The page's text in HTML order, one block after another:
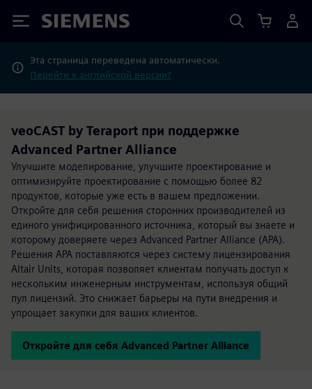
Siemens
Эта страница переведена автоматически.
Перейти к английской версии?
veoCAST by Teraport при поддержке
Advanced Partner Alliance
Улучшите моделирование, улучшите проектирование и
оптимизируйте проектирование с помощью более 82
продуктов, которые уже есть в вашем предложении.
Откройте для себя решения сторонних производителей из
единого унифицированного источника, который вы знаете и
которому доверяете через Advanced Partner Alliance (APA).
Решения APA поставляются через систему лицензирования
Altair Units, которая позволяет клиентам получать доступ к
нескольким инженерным инструментам, используя общий
пул лицензий. Это снижает барьеры на пути внедрения и
упрощает закупки для ваших клиентов.
Откройте для себя Advanced Partner Alliance